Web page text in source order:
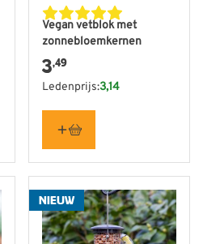
Vegan vetblok met
zonnebloemkernen
3,49
Ledenprijs:3,14
NIEUW